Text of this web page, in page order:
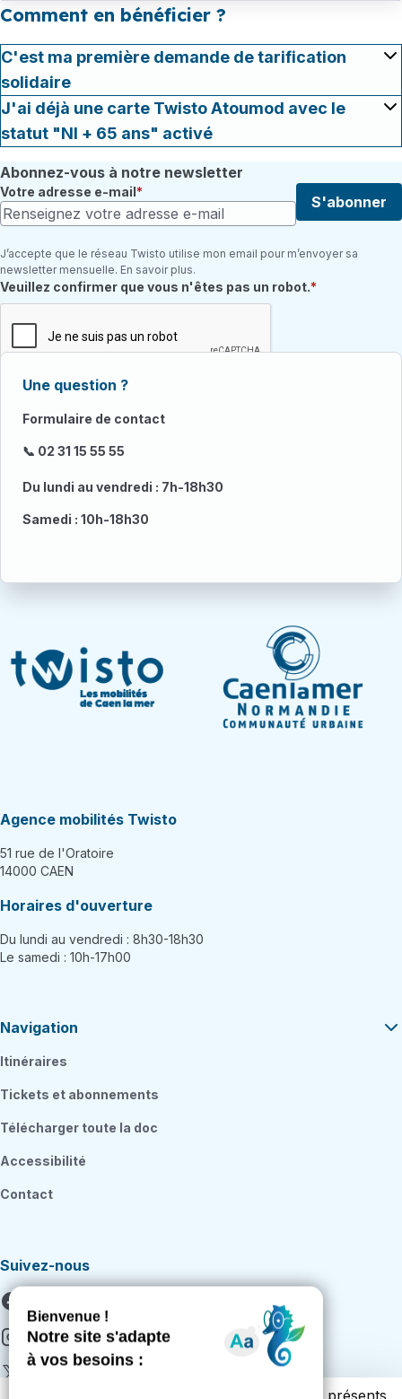
Comment en bénéficier ?
C'est ma première demande de tarification
solidaire
J'ai déjà une carte Twisto Atoumod avec le
statut "NI + 65 ans" activé
Abonnez-vous à notre newsletter
Votre adresse e-mail
S'abonner
J’accepte que le réseau Twisto utilise mon email pour m’envoyer sa
newsletter mensuelle. En savoir plus.
Champ requis
Veuillez confirmer que vous n'êtes pas un robot.
Une question ?
Formulaire de contact
📞 02 31 15 55 55
Du lundi au vendredi : 7h-18h30
Samedi : 10h-18h30
Agence mobilités Twisto
51 rue de l'Oratoire
14000 CAEN
Horaires d'ouverture
Du lundi au vendredi : 8h30-18h30
Le samedi : 10h-17h00
Navigation
Itinéraires
Tickets et abonnements
Télécharger toute la doc
Accessibilité
Contact
Suivez-nous
Instagram
Vous trouverez ci-dessous la liste des cookies présents